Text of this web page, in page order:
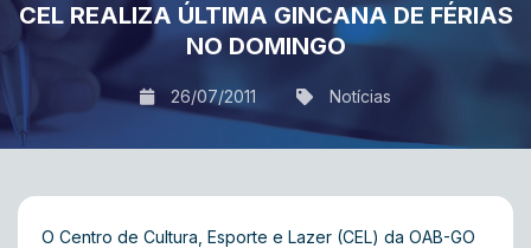
CEL REALIZA ÚLTIMA GINCANA DE FÉRIAS
NO DOMINGO
26/07/2011 Notícias
O Centro de Cultura, Esporte e Lazer (CEL) da OAB-GO